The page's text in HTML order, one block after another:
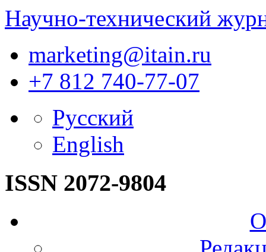
Научно-технический
marketing@itain.ru
+7 812 740-77-07
Русский
English
ISSN 2072-9804